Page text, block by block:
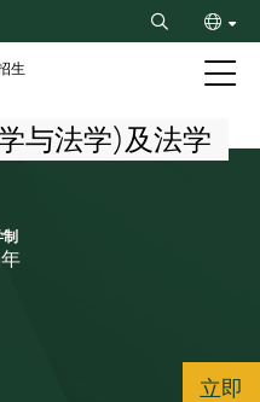
Search
生
与法学)及法学
制
立即